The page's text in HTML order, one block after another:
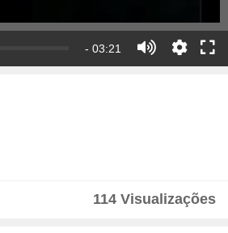
- 03:21
114 Visualizações